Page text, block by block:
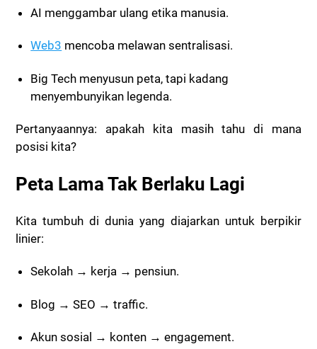
AI menggambar ulang etika manusia.
Web3 mencoba melawan sentralisasi.
Big Tech menyusun peta, tapi kadang
menyembunyikan legenda.
Pertanyaannya: apakah kita masih tahu di mana
posisi kita?
Peta Lama Tak Berlaku Lagi
Kita tumbuh di dunia yang diajarkan untuk berpikir
linier:
Sekolah → kerja → pensiun.
Blog → SEO → traffic.
Akun sosial → konten → engagement.